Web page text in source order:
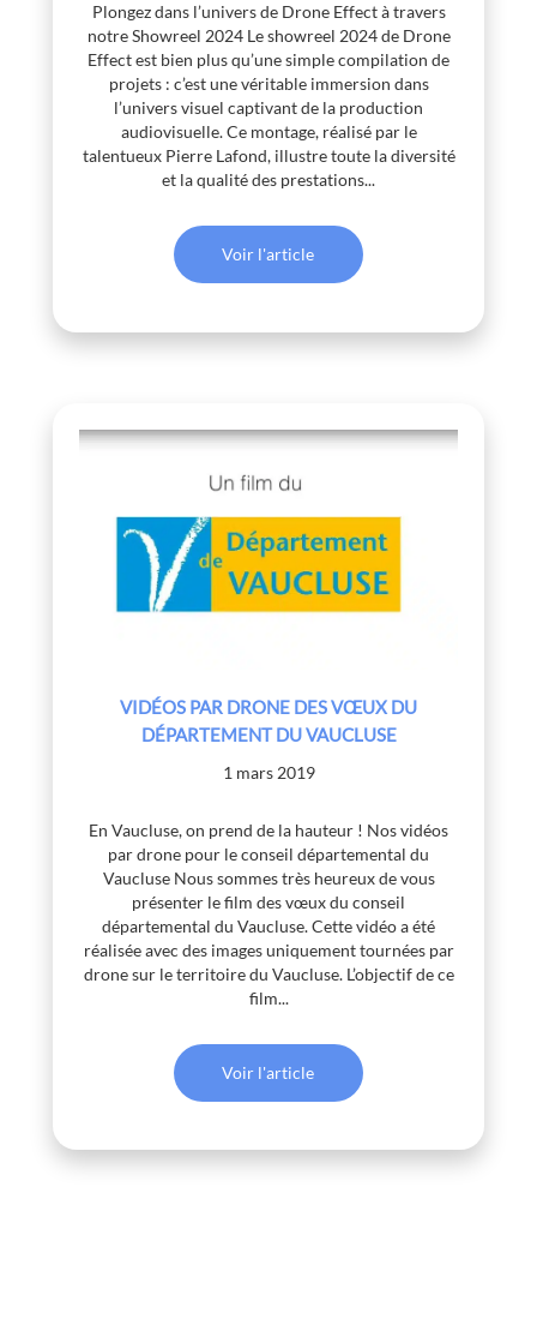
Plongez dans l’univers de Drone Effect à travers
notre Showreel 2024 Le showreel 2024 de Drone
Effect est bien plus qu’une simple compilation de
projets : c’est une véritable immersion dans
l’univers visuel captivant de la production
audiovisuelle. Ce montage, réalisé par le
talentueux Pierre Lafond, illustre toute la diversité
et la qualité des prestations...
Voir l'article
VIDÉOS PAR DRONE DES VŒUX DU
DÉPARTEMENT DU VAUCLUSE
1 mars 2019
En Vaucluse, on prend de la hauteur ! Nos vidéos
par drone pour le conseil départemental du
Vaucluse Nous sommes très heureux de vous
présenter le film des vœux du conseil
départemental du Vaucluse. Cette vidéo a été
réalisée avec des images uniquement tournées par
drone sur le territoire du Vaucluse. L’objectif de ce
film...
Voir l'article